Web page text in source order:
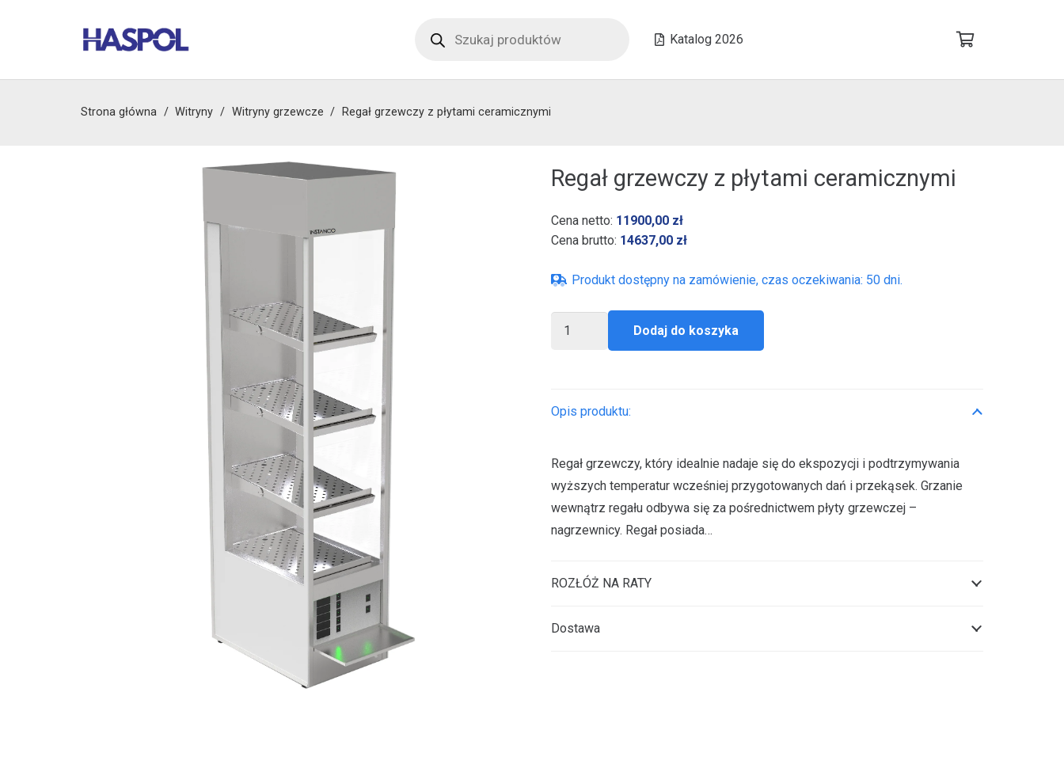
produktów
Katalog 2026
Strona główna / Witryny / Witryny grzewcze / Regał grzewczy z płytami ceramicznymi
Regał grzewczy z płytami ceramicznymi
Cena netto: 11900,00 zł
Cena brutto: 14637,00 zł
Produkt dostępny na zamówienie, czas oczekiwania: 50 dni.
płytami
Dodaj do koszyka
Opis produktu:
Regał grzewczy, który idealnie nadaje się do ekspozycji i podtrzymywania
wyższych temperatur wcześniej przygotowanych dań i przekąsek. Grzanie
wewnątrz regału odbywa się za pośrednictwem płyty grzewczej –
nagrzewnicy. Regał posiada…
ROZŁÓŻ NA RATY
Dostawa